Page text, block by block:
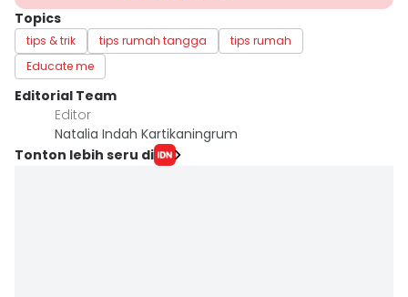
Topics
tips & trik tips rumah tangga
tips rumah
Educate me
Editorial Team
Editor
Natalia Indah Kartikaningrum
Tonton lebih seru di